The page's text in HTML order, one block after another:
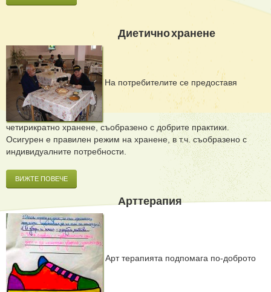
Диетично хранене
На потребителите се предоставя
четирикратно хранене, съобразено с добрите практики.
Осигурен е правилен режим на хранене, в т.ч. съобразено с
индивидуалните потребности.
ВИЖТЕ ПОВЕЧЕ
Арттерапия
Арт терапията подпомага по-доброто